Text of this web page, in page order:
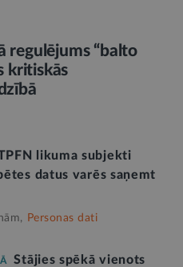
regulējums “balto
kritiskās
likuma subjekti
datus varēs saņemt
Personas dati
Stājies spēkā vienots